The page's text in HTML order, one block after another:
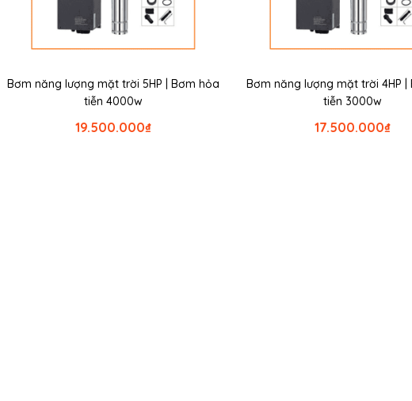
Bơm năng lượng mặt trời 5HP | Bơm hỏa
tiễn 4000w
₫
19.500.000
Bơm năng lượng mặt trời 4HP |
tiễn 3000w
₫
17.500.000